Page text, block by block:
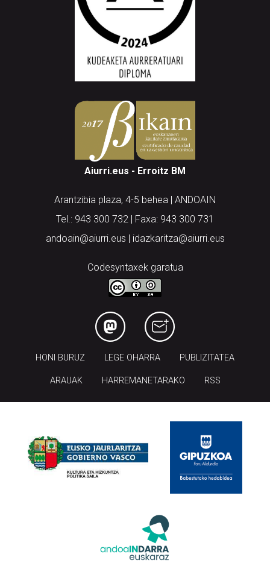
Aiurri.eus - Erroitz BM
Arantzibia plaza, 4-5 behea | ANDOAIN
Tel.: 943 300 732 | Faxa: 943 300 731
andoain@aiurri.eus | idazkaritza@aiurri.eus
Codesyntaxek garatua
HONI BURUZ LEGE OHARRA PUBLIZITATEA
ARAUAK HARREMANETARAKO RSS